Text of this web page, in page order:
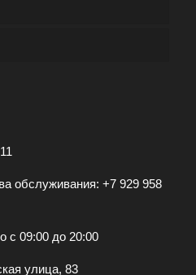
обслуживания: +7 929 958
с 09:00 до 20:00
улица, 83